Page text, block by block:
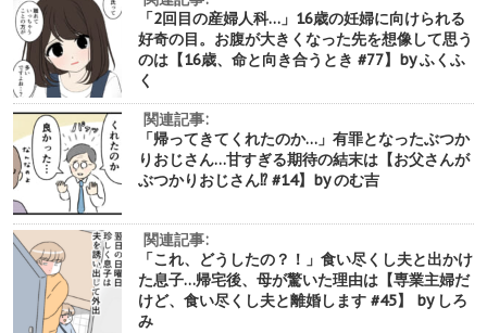
「2回目の産婦人科…」16歳の妊婦に向けられる
好奇の目。お腹が大きくなった先を想像して思う
のは【16歳、命と向き合うとき #77】by ふくふ
く
関連記事:
「帰ってきてくれたのか…」有罪となったぶつか
りおじさん…甘すぎる期待の結末は【お父さんが
ぶつかりおじさん⁉︎ #14】by のむ吉
関連記事:
「これ、どうしたの？！」食い尽くし夫と出かけ
た息子…帰宅後、母が驚いた理由は【専業主婦だ
けど、食い尽くし夫と離婚します #45】 by しろ
み